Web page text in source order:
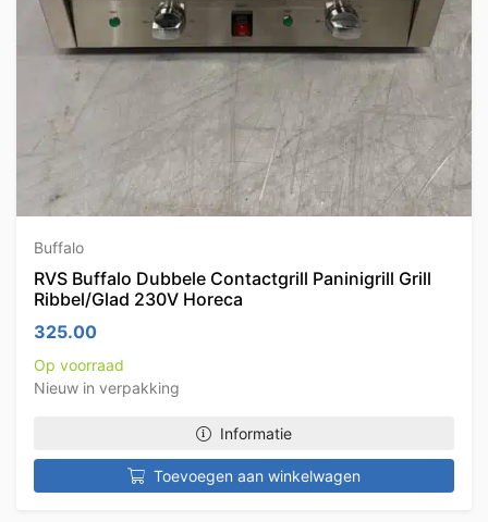
Buffalo
RVS Buffalo Dubbele Contactgrill Paninigrill Grill
Ribbel/Glad 230V Horeca
325.00
Op voorraad
Nieuw in verpakking
Informatie
Toevoegen aan winkelwagen